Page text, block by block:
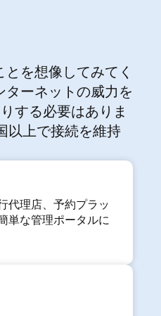
を想像してみてく
ーネットの威力を
する必要はありま
以上で接続を維持
代理店、予約プラッ
単な管理ポータルに